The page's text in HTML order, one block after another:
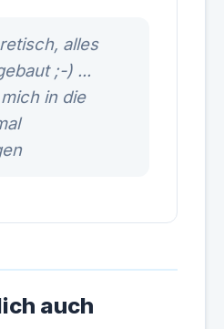
alles
;-) ...
in die
auch